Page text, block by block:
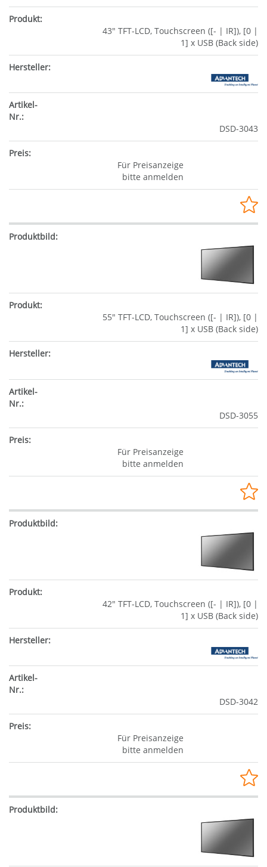
43" TFT-LCD, Touchscreen ([- | IR]), [0 |
1] x USB (Back side)
DSD-3043
Für Preisanzeige
bitte anmelden
55" TFT-LCD, Touchscreen ([- | IR]), [0 |
1] x USB (Back side)
DSD-3055
Für Preisanzeige
bitte anmelden
42" TFT-LCD, Touchscreen ([- | IR]), [0 |
1] x USB (Back side)
DSD-3042
Für Preisanzeige
bitte anmelden